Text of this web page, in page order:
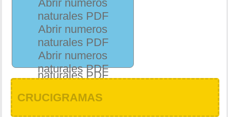
Abrir numeros
naturales PDF
Abrir numeros
naturales PDF
Abrir numeros
naturales PDF
Abrir numeros
naturales PDF
Abrir numeros
naturales PDF
Abrir numeros
naturales PDF
CRUCIGRAMAS